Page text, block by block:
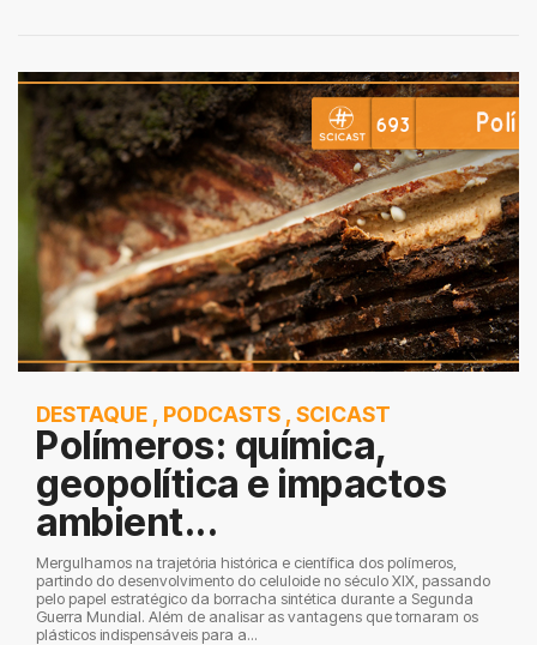
DESTAQUE , PODCASTS , SCICAST
Polímeros: química,
geopolítica e impactos
ambient...
Mergulhamos na trajetória histórica e científica dos polímeros,
partindo do desenvolvimento do celuloide no século XIX, passando
pelo papel estratégico da borracha sintética durante a Segunda
Guerra Mundial. Além de analisar as vantagens que tornaram os
plásticos indispensáveis para a...